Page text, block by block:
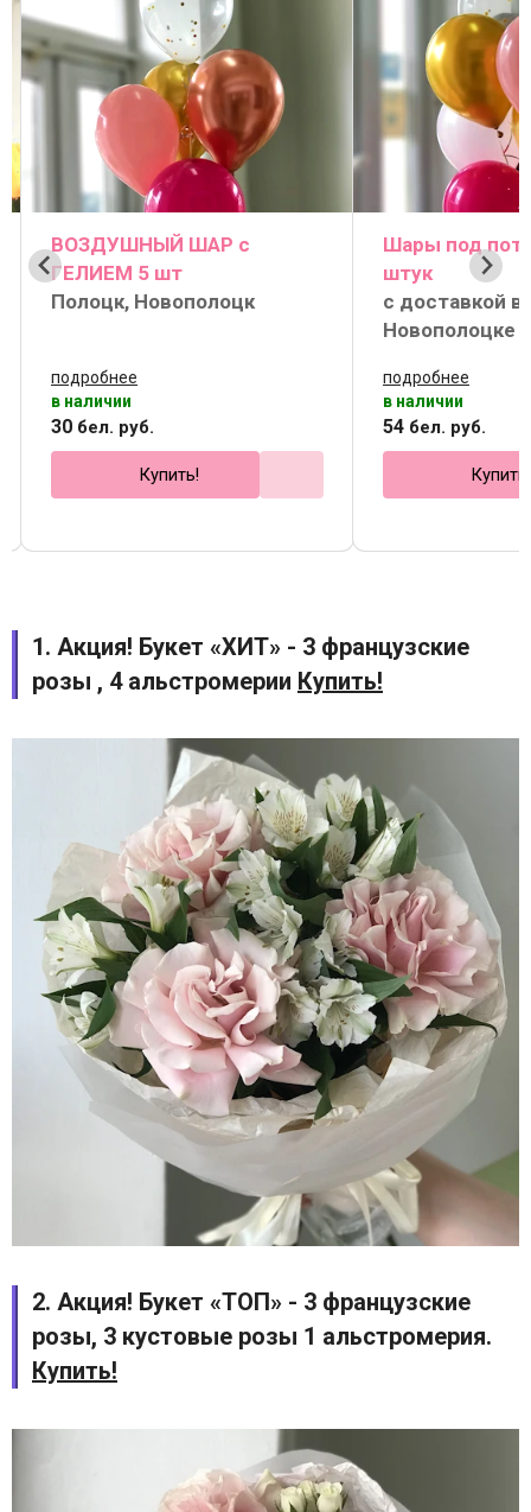
ВОЗДУШНЫЙ ШАР с
ГЕЛИЕМ 5 шт
Полоцк, Новополоцк
подробнее
в наличии
30 бел. руб.
Купить!
Шары под
штук
с доставкой в
Новополоцке
подробнее
в наличии
54 бел. руб.
Купить!
1. Акция! Букет «ХИТ» - 3 французские
розы , 4 альстромерии Купить!
2. Акция! Букет «ТОП» - 3 французские
розы, 3 кустовые розы 1 альстромерия.
Купить!